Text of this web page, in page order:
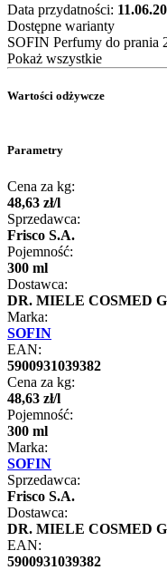
Data przydatności:
Dostępne warianty
SOFIN Perfumy do prania
Pokaż wszystkie
Wartości odżywcze
Parametry
Cena za kg:
48,63 zł/l
Sprzedawca:
Frisco S.A.
Pojemność:
300 ml
Dostawca:
DR. MIELE COSMED
Marka:
SOFIN
EAN:
5900931039382
Cena za kg:
48,63 zł/l
Pojemność:
300 ml
Marka:
SOFIN
Sprzedawca:
Frisco S.A.
Dostawca:
DR. MIELE COSMED
EAN:
5900931039382